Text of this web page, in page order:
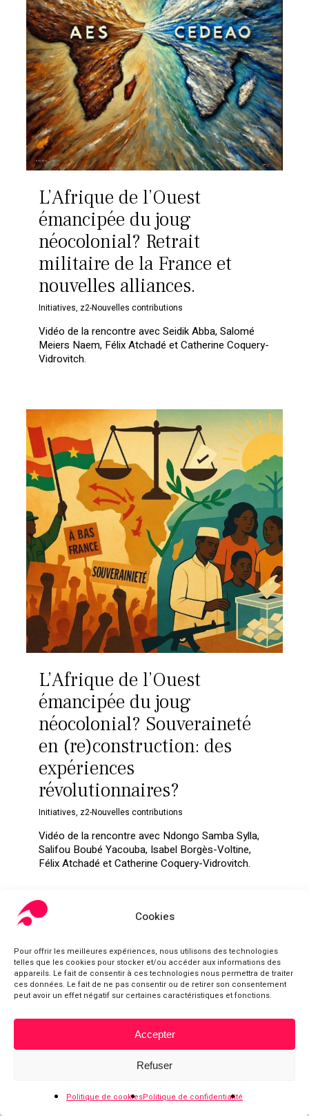
Cookies
Pour offrir les meilleures expériences, nous utilisons des technologies
telles que les cookies pour stocker et/ou accéder aux informations des
appareils. Le fait de consentir à ces technologies nous permettra de traiter
ces données. Le fait de ne pas consentir ou de retirer son consentement
peut avoir un effet négatif sur certaines caractéristiques et fonctions.
Accepter
Refuser
Politique de cookiesPolitique de confidentialité
L’Afrique de l’Ouest
émancipée du joug
néocolonial? Retrait
militaire de la France et
nouvelles alliances.
Initiatives, z2-Nouvelles contributions
Vidéo de la rencontre avec Seidik Abba, Salomé
Meiers Naem, Félix Atchadé et Catherine Coquery-
Vidrovitch.
L’Afrique de l’Ouest
émancipée du joug
néocolonial? Souveraineté
en (re)construction: des
expériences
révolutionnaires?
Initiatives, z2-Nouvelles contributions
Vidéo de la rencontre avec Ndongo Samba Sylla,
Salifou Boubé Yacouba, Isabel Borgès-Voltine,
Félix Atchadé et Catherine Coquery-Vidrovitch.
20 ans après le rejet de la